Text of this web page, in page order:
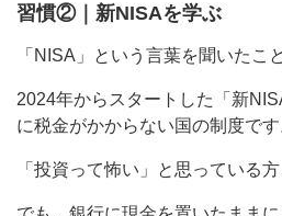
習慣②｜新NISAを学ぶ
「NISA」という言葉を聞いたこ
2024年からスタートした「新
に税金がかからない国の制度です
「投資って怖い」と思っている